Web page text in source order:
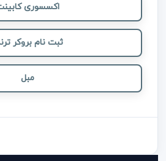
اکسسوری
ثبت نام بروکر
مبل